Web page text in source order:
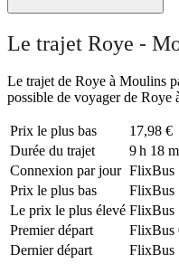
Le trajet Roye -
Le trajet de Roye à Moulins
possible de voyager de
Prix ​​le plus bas
17,98 €
Durée du trajet
9 h 18
Connexion par jour FlixBus
Prix ​​le plus bas
FlixBus
Le prix le plus élevé FlixBus
Premier départ
FlixBus
Dernier départ
FlixBus